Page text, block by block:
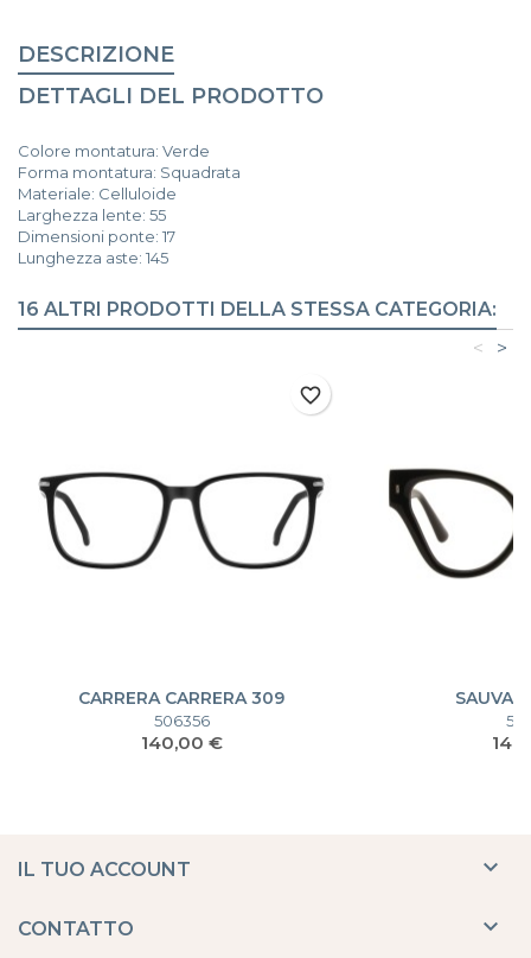
DESCRIZIONE
DETTAGLI DEL PRODOTTO
Colore montatura: Verde
Forma montatura: Squadrata
Materiale: Celluloide
Larghezza lente: 55
Dimensioni ponte: 17
Lunghezza aste: 145
16 ALTRI PRODOTTI DELLA STESSA CATEGORIA:
>
<
CARRERA CARRERA 309
506356
Prezzo
140,00 €
favorite_border
IL TUO ACCOUNT 
CONTATTO 